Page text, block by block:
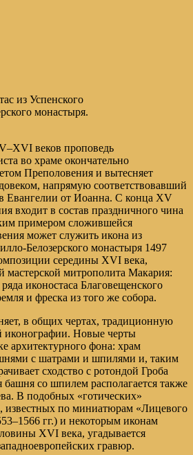
из Успенского
монастыря.
веков проповедь
во храме окончательно
Преполовения и вытесняет
напрямую соответствовавший
Евангелии от Иоанна. С конца XV
входит в состав праздничного чина
примером сложившейся
может служить икона из
Белозерского монастыря 1497
середины XVI века,
мастерской митрополита Макария:
иконостаса Благовещенского
и фреска из того же собора.
в общих чертах, традиционную
иконографии. Новые черты
архитектурного фона: храм
с шатрами и шпилями и, таким
сходство с ротондой Гроба
со шпилем располагается также
В подобных «готических»
известных по миниатюрам «Лицевого
гг.) и некоторым иконам
XVI века, угадывается
гравюр.